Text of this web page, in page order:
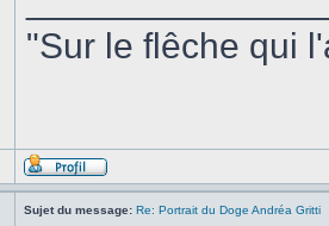
"Sur le flêche qui
Sujet du message: Re: Portrait du Doge Andréa Gritti